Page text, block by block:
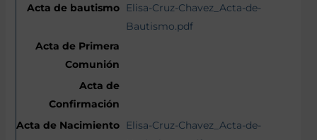
Elisa-Cruz-Chavez_Acta-de-
Bautismo.pdf
Elisa-Cruz-Chavez_Acta-de-